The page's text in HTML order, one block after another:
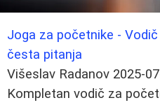
Joga za početnike -
česta pitanja
Višeslav Radanov 2025-
Kompletan vodič za